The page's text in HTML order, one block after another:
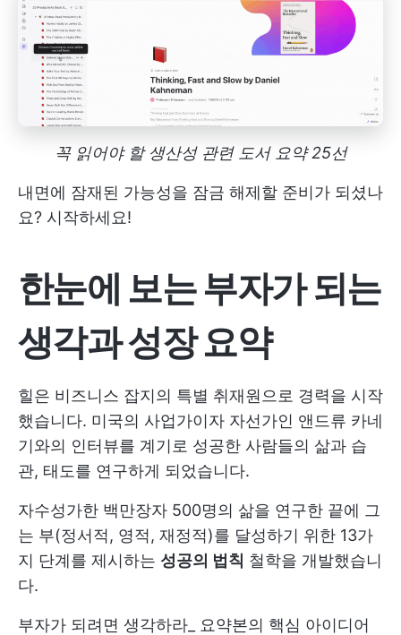
꼭 읽어야 할 생산성 관련 도서 요약 25선
내면에 잠재된 가능성을 잠금 해제할 준비가 되셨나
요? 시작하세요!
한눈에 보는 부자가 되는
생각과 성장 요약
힐은 비즈니스 잡지의 특별 취재원으로 경력을 시작
했습니다. 미국의 사업가이자 자선가인 앤드류 카네
기와의 인터뷰를 계기로 성공한 사람들의 삶과 습
관, 태도를 연구하게 되었습니다.
자수성가한 백만장자 500명의 삶을 연구한 끝에 그
는 부(정서적, 영적, 재정적)를 달성하기 위한 13가
지 단계를 제시하는 성공의 법칙 철학을 개발했습니
다.
부자가 되려면 생각하라_ 요약본의 핵심 아이디어